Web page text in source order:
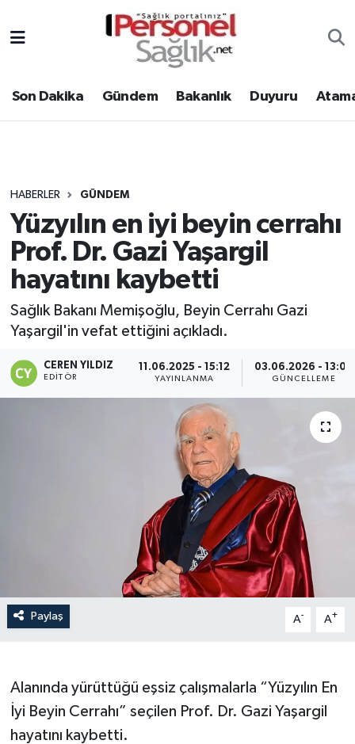
Son Dakika Gündem Bakanlık Duyuru
HABERLER GÜNDEM
Yüzyılın en iyi beyin cerrahı
Prof. Dr. Gazi Yaşargil
hayatını kaybetti
Sağlık Bakanı Memişoğlu, Beyin Cerrahı Gazi
Yaşargil'in vefat ettiğini açıkladı.
CEREN YILDIZ
EDITÖR
11.06.2025 - 15:12
YAYINLANMA
03.06.2026 - 13:03
GÜNCELLEME
Paylaş A- A+
Alanında yürüttüğü eşsiz çalışmalarla “Yüzyılın En
İyi Beyin Cerrahı” seçilen Prof. Dr. Gazi Yaşargil
hayatını kaybetti.
Gündem
Atamalar
Mevzuat
Sendika
Kpss - Sınav
Nöbetçi Eczaneler
Hava Durumu
Tüm Manşetler
Son Dakika Haberleri
Haber Arşivi